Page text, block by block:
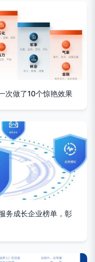
次做了10个惊艳效果
务成长企业榜单，彰